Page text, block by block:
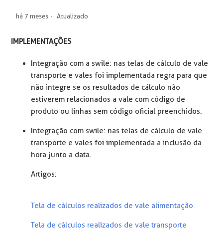
há 7 meses Atualizado
IMPLEMENTAÇÕES
Integração com a swile: nas telas de cálculo de vale
transporte e vales foi implementada regra para que
não integre se os resultados de cálculo não
estiverem relacionados a vale com código de
produto ou linhas sem código oficial preenchidos.
Integração com swile: nas telas de cálculo de vale
transporte e vales foi implementada a inclusão da
hora junto a data.
Artigos:
Tela de cálculos realizados de vale alimentação
Tela de cálculos realizados de vale transporte